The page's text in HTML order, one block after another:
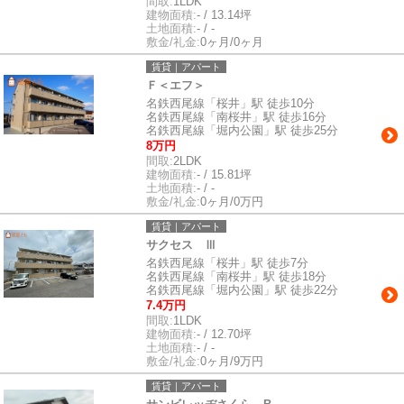
建物面積:- / 13.14坪
土地面積:- / -
敷金/礼金:0ヶ月/0ヶ月
賃貸｜アパート
Ｆ＜エフ＞
名鉄西尾線「桜井」駅 徒歩10分
名鉄西尾線「南桜井」駅 徒歩16分
名鉄西尾線「堀内公園」駅 徒歩25分
8万円
間取:2LDK
建物面積:- / 15.81坪
土地面積:- / -
敷金/礼金:0ヶ月/0万円
賃貸｜アパート
サクセス Ⅲ
名鉄西尾線「桜井」駅 徒歩7分
名鉄西尾線「南桜井」駅 徒歩18分
名鉄西尾線「堀内公園」駅 徒歩22分
7.4万円
間取:1LDK
建物面積:- / 12.70坪
土地面積:- / -
敷金/礼金:0ヶ月/9万円
賃貸｜アパート